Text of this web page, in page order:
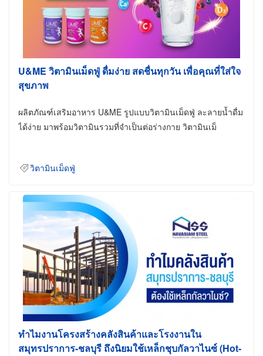
U&ME วิตามินเม็ดฟู่ ดื่มง่าย สดชื่นทุกวัน เพื่อคุณที่ใส่ใจ
สุขภาพ
ผลิตภัณฑ์เสริมอาหาร U&ME รูปแบบวิตามินเม็ดฟู่ ละลายน้ำดื่ม
ได้ง่าย มาพร้อมวิตามินรวมที่จำเป็นต่อร่างกาย วิตามินเม็
วิตามินเม็ดฟู่
ทำไมงานโครงสร้างคลังสินค้าและโรงงานใน
สมุทรปราการ-ชลบุรี ถึงนิยมใช้เหล็กชุบกัลวาไนซ์ (Hot-